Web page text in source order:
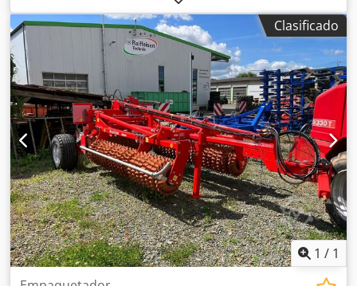
carga larga para parte trasera, lanza con pie de apoyo
abatible, enganche de brazo inferior categoría 3, eje con
freno y freno de estacionamiento, sistema de frenos
neumáticos de doble línea. Cjdpfxjuhnwvo Ac Hsha
Clasificado
1 / 1